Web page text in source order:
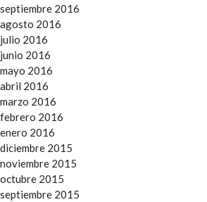
septiembre 2016
agosto 2016
julio 2016
junio 2016
mayo 2016
abril 2016
marzo 2016
febrero 2016
enero 2016
diciembre 2015
noviembre 2015
octubre 2015
septiembre 2015